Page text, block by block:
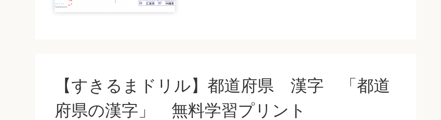
【すきるまドリル】都道府県 漢字 「都道
府県の漢字」 無料学習プリント